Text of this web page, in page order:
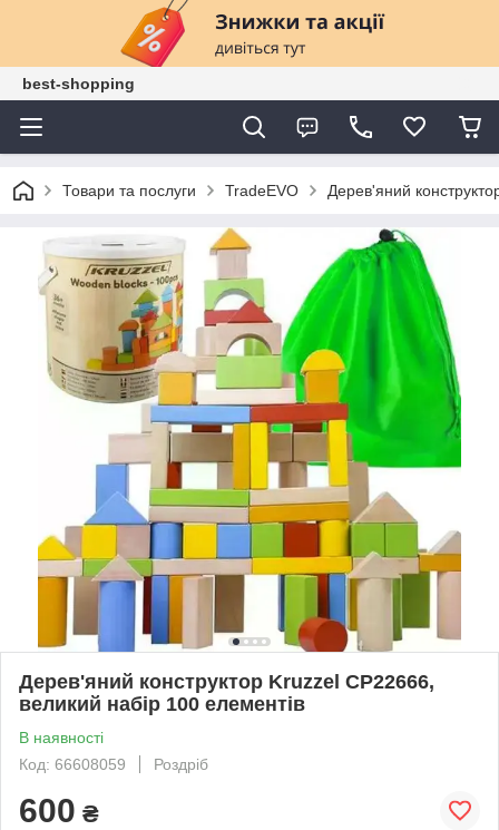
best-shopping
Товари та послуги TradeEVO Дерев'яний
Дерев'яний конструктор Kruzzel СР22666,
великий набір 100 елементів
В наявності
Код: 66608059
Роздріб
600 ₴